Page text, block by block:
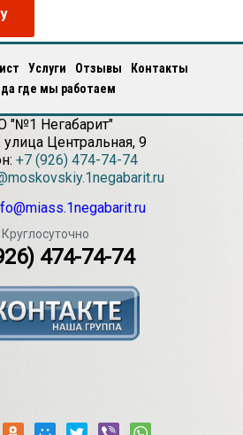
Услуги Отзывы
Контакты
где мы работаем
"№1 Негабарит"
улица Центральная, 9
+7 (926) 474-74-74
Круглосуточно
474-74-74